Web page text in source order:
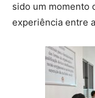
sido um momento
experiência entre